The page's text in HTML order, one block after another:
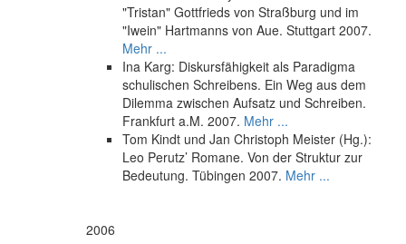
"Tristan" Gottfrieds von Straßburg und im
"Iwein" Hartmanns von Aue. Stuttgart 2007.
Mehr ...
Ina Karg: Diskursfähigkeit als Paradigma
schulischen Schreibens. Ein Weg aus dem
Dilemma zwischen Aufsatz und Schreiben.
Frankfurt a.M. 2007. Mehr ...
Tom Kindt und Jan Christoph Meister (Hg.):
Leo Perutz’ Romane. Von der Struktur zur
Bedeutung. Tübingen 2007. Mehr ...
2006